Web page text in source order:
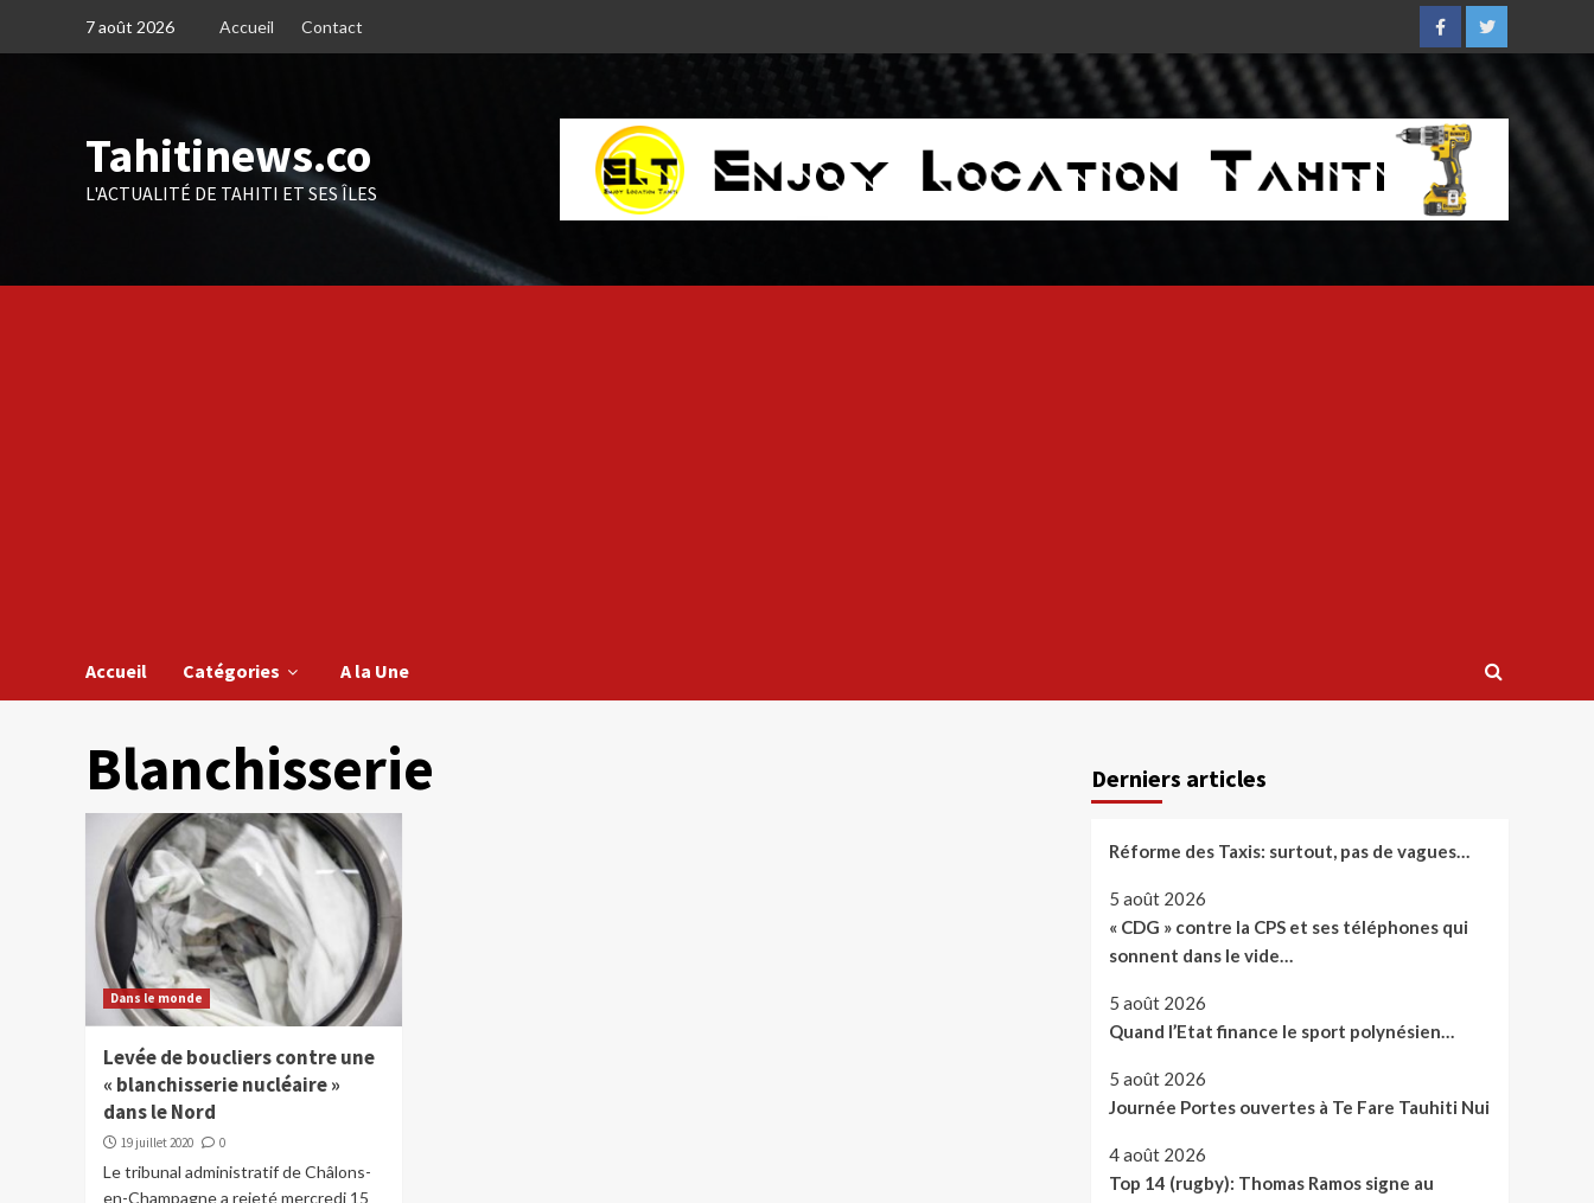
7 août 2026 Accueil Contact
FacebookTwitter
Tahitinews.co
L'ACTUALITÉ DE TAHITI ET SES ÎLES
Accueil Catégories A la Une
Blanchisserie
Dans le monde
Levée de boucliers contre une
« blanchisserie nucléaire »
dans le Nord
19 juillet 2020 0
Le tribunal administratif de Châlons-
en-Champagne a rejeté mercredi 15
Derniers articles
Réforme des Taxis: surtout, pas de vagues…
5 août 2026
« CDG » contre la CPS et ses téléphones qui
sonnent dans le vide…
5 août 2026
Quand l’Etat finance le sport polynésien…
5 août 2026
Journée Portes ouvertes à Te Fare Tauhiti Nui
4 août 2026
Top 14 (rugby): Thomas Ramos signe au